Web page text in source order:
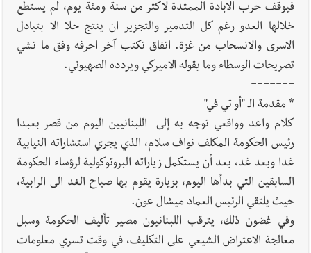
فيوقف حرب الابادة الممتدة لاكثر من سنة ومئة يوم، لم يستطع
خلالها العدو رغم كل التدمير والتجزير ان ينتج حلا الا بتبادل
الاسرى والانسحاب من غزة. اتفاق تكتب آخر احرفه وفق ما تشي
تصريحات الوسطاء وما يقوله الاميركي ويردده الصهيوني.
=======
* مقدمة الـ "أو تي في"
كلام واعد وواقعي توجه به إلى اللبنانيين اليوم من قصر بعبدا
رئيس الحكومة المكلف نواف سلام، الذي يجري استشاراته النيابية
غدا وبعد غد، بعد أن يستكمل زياراته البروتوكولية لرؤساء الحكومة
السابقين التي بدأها اليوم، بزيارة يقوم بها صباح الغد الى الرابية،
حيث يلتقي الرئيس العماد ميشال عون.
وفي غضون ذلك، يترقب اللبنانيون مصير تأليف الحكومة وسبل
معالجة الاعتراض الشيعي على التكليف، في وقت تسري معلومات